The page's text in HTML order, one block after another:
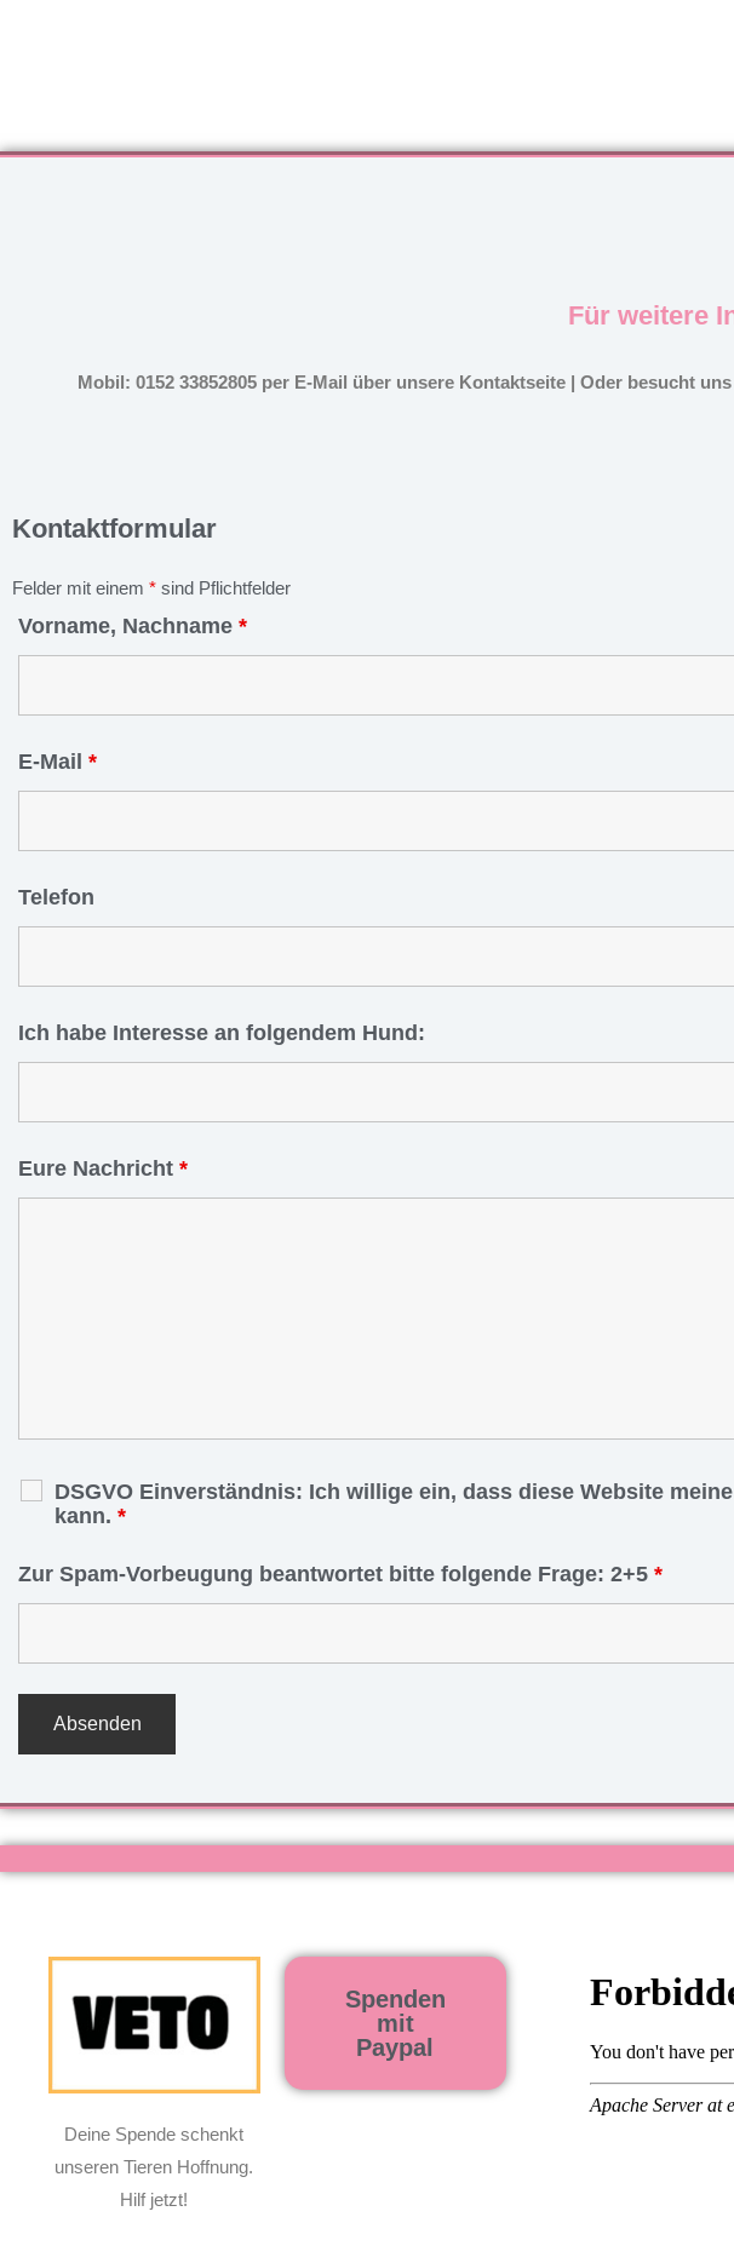
Für weitere
Mobil: 0152 33852805 per E-Mail über unsere Kontaktseite | Oder besucht
Kontaktformular
Felder mit einem * sind Pflichtfelder
Vorname, Nachname *
E-Mail *
Telefon
Ich habe Interesse an folgendem Hund:
Eure Nachricht *
DSGVO Einverständnis: Ich willige ein, dass diese Website
kann. *
Zur Spam-Vorbeugung beantwortet bitte folgende Frage: 2+5 *
Deine Spende schenkt
unseren Tieren Hoffnung.
Hilf jetzt!
Spenden
mit
Paypal